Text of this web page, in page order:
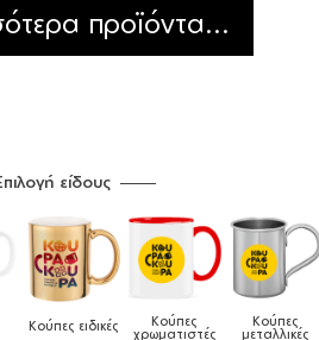
προϊόντα...
είδους
Κούπες ειδικές Κούπες
χρωματιστές
Κούπες
μεταλλικές